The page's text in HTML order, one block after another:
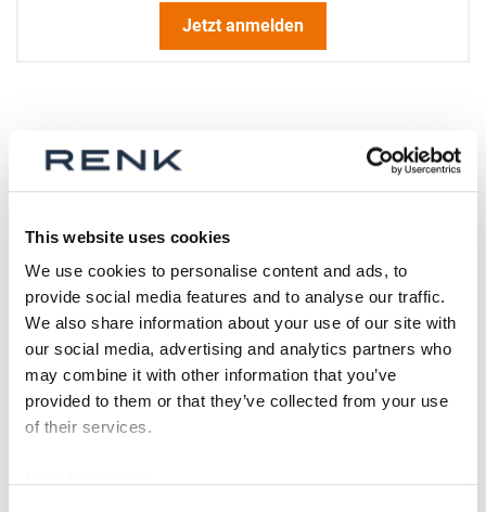
This website uses cookies
We use cookies to personalise content and ads, to
provide social media features and to analyse our traffic.
We also share information about your use of our site with
our social media, advertising and analytics partners who
may combine it with other information that you’ve
provided to them or that they’ve collected from your use
of their services.
Jetzt anmelden
Produktdetails
Mehr
p_profilhuelse
Für mehr Produktdetails bitte Variante
auswählen!
40169991
Profilhülse
20-8 U
(200734139), 25-10 (200734140), 32-13 U
(200734141), 40-16 U (200734142),